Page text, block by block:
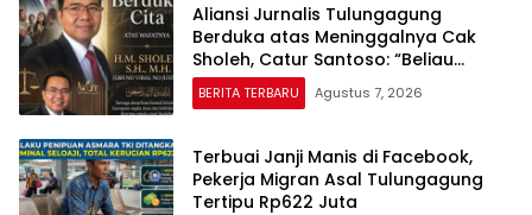
Aliansi Jurnalis Tulungagung
Berduka atas Meninggalnya Cak
Sholeh, Catur Santoso: “Beliau
Pejuang Keadilan yang Vokal”
BERITA TERBARU Agustus 7, 2026
Terbuai Janji Manis di Facebook,
Pekerja Migran Asal Tulungagung
Tertipu Rp622 Juta